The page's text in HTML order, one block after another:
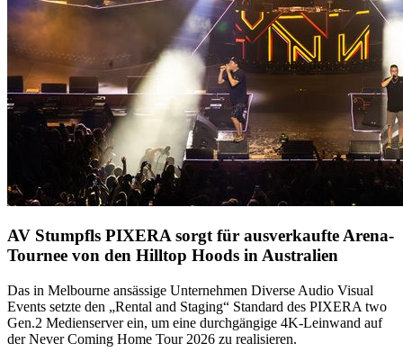
AV Stumpfls PIXERA sorgt für ausverkaufte Arena-
Tournee von den Hilltop Hoods in Australien
Das in Melbourne ansässige Unternehmen Diverse Audio Visual
Events setzte den „Rental and Staging“ Standard des PIXERA two
Gen.2 Medienserver ein, um eine durchgängige 4K-Leinwand auf
der Never Coming Home Tour 2026 zu realisieren.